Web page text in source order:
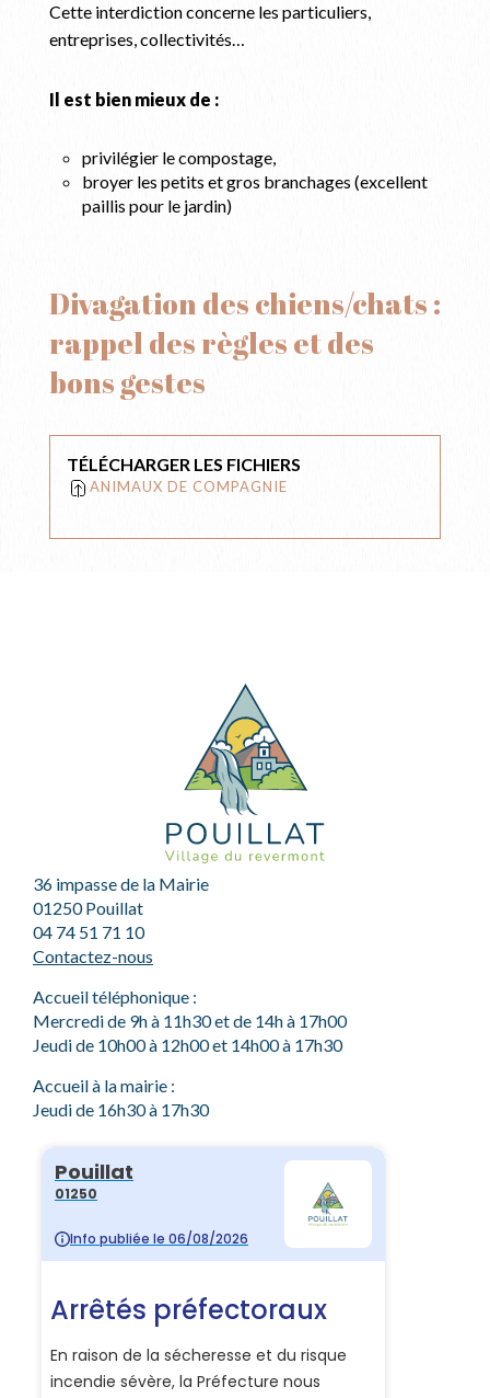
Cette interdiction concerne les particuliers,
entreprises, collectivités…
Il est bien mieux de :
privilégier le compostage,
broyer les petits et gros branchages (excellent
paillis pour le jardin)
Divagation des chiens/chats :
rappel des règles et des
bons gestes
TÉLÉCHARGER LES FICHIERS
ANIMAUX DE COMPAGNIE
36 impasse de la Mairie
01250 Pouillat
04 74 51 71 10
Contactez-nous
Accueil téléphonique :
Mercredi de 9h à 11h30 et de 14h à 17h00
Jeudi de 10h00 à 12h00 et 14h00 à 17h30
Accueil à la mairie :
Jeudi de 16h30 à 17h30